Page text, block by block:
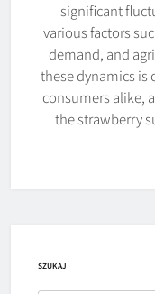
significant
various factors
demand, and
these dynamics is
consumers alike,
the strawberry
SZUKAJ